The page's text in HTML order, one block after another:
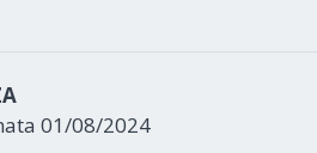
01/08/2024